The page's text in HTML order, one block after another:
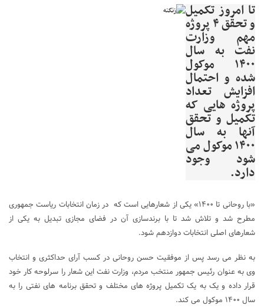
تا امروز تکمیل
و تحقق ۴ پروژه
مهم وزارت
نفت به سال
۱۴۰۰ موکول
شده و احتمال
افزایش تعداد
پروژه هایی که
تکمیل و تحقق
آنها به سال
۱۴۰۰ موکول می
شود وجود
دارد.
«با روحانی تا ۱۴۰۰» یکی از شعارهایی است که در زمان انتخابات ریاست جمهوری
مطرح شد و تلاش شد تا با برندسازی آن در فضای مجازی تبدیل به یکی از
شعارهای اصلی انتخابات دوازدهم شود.
به نظر می رسد پس از موفقیت حسن روحانی در کسب آرای حداکثری و انتخاب
وی به عنوان رئیس جمهور منتخب مردم، وزارت نفت این شعار را سرلوحه کار خود
قرار داده و یک به یک تکمیل پروژه های مختلف و تحقق برنامه های نفتی را به
سال ۱۴۰۰ موکول می کند.